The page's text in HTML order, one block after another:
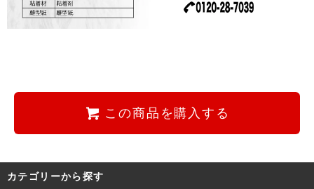
この商品を購入する
カテゴリーから探す